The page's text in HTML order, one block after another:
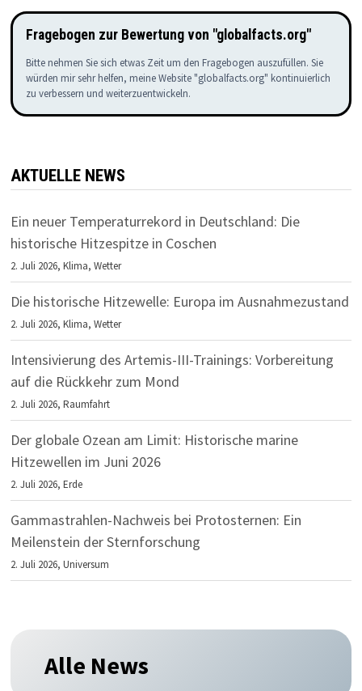
Fragebogen zur Bewertung von "globalfacts.org"
Bitte nehmen Sie sich etwas Zeit um den Fragebogen auszufüllen. Sie
würden mir sehr helfen, meine Website "globalfacts.org" kontinuierlich
zu verbessern und weiterzuentwickeln.
AKTUELLE NEWS
Ein neuer Temperaturrekord in Deutschland: Die
historische Hitzespitze in Coschen
2. Juli 2026,Klima,Wetter
Die historische Hitzewelle: Europa im Ausnahmezustand
2. Juli 2026,Klima,Wetter
Intensivierung des Artemis-III-Trainings: Vorbereitung
auf die Rückkehr zum Mond
2. Juli 2026,Raumfahrt
Der globale Ozean am Limit: Historische marine
Hitzewellen im Juni 2026
2. Juli 2026,Erde
Gammastrahlen-Nachweis bei Protosternen: Ein
Meilenstein der Sternforschung
2. Juli 2026,Universum
Alle News